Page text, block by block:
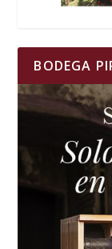
BODEGA